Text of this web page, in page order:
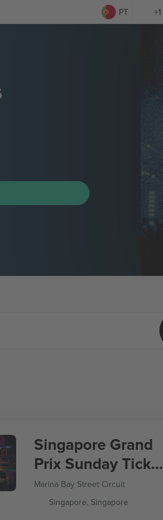
PT +1
Singapore Grand
Prix Sunday Ticket
Formula 1
Marina Bay Street Circuit
Singapore, Singapore